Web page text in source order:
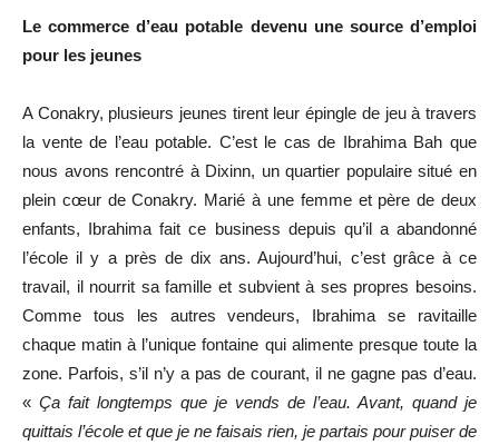
Le commerce d’eau potable devenu une source d’emploi
pour les jeunes
A Conakry, plusieurs jeunes tirent leur épingle de jeu à travers
la vente de l’eau potable. C’est le cas de Ibrahima Bah que
nous avons rencontré à Dixinn, un quartier populaire situé en
plein cœur de Conakry. Marié à une femme et père de deux
enfants, Ibrahima fait ce business depuis qu’il a abandonné
l’école il y a près de dix ans. Aujourd’hui, c’est grâce à ce
travail, il nourrit sa famille et subvient à ses propres besoins.
Comme tous les autres vendeurs, Ibrahima se ravitaille
chaque matin à l’unique fontaine qui alimente presque toute la
zone. Parfois, s’il n’y a pas de courant, il ne gagne pas d’eau.
« Ça fait longtemps que je vends de l’eau. Avant, quand je
quittais l’école et que je ne faisais rien, je partais pour puiser de